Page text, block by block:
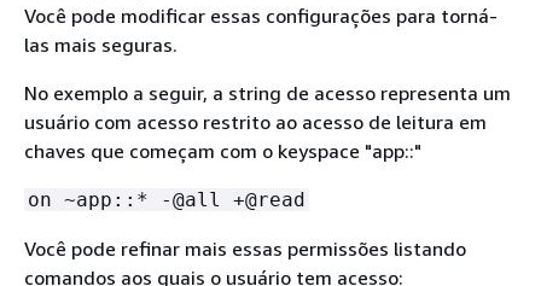
Você pode modificar essas configurações para torná-
las mais seguras.
No exemplo a seguir, a string de acesso representa um
usuário com acesso restrito ao acesso de leitura em
chaves que começam com o keyspace "app::"
on ~app::* -@all +@read
Você pode refinar mais essas permissões listando
comandos aos quais o usuário tem acesso: